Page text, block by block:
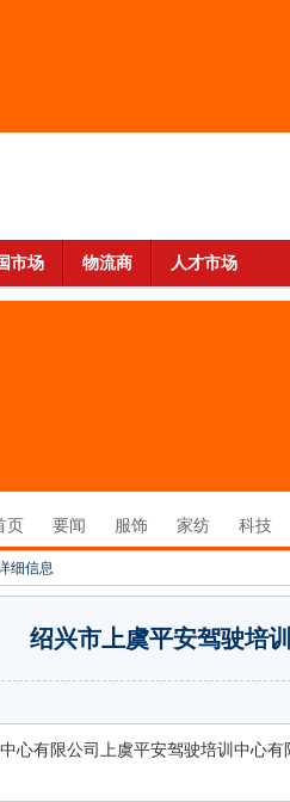
市场 物流商 人才市场
页 要闻 服饰 家纺 科技
细信息
绍兴市上虞平安驾驶培
中心有限公司上虞平安驾驶培训中心